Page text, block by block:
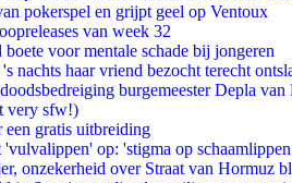
pokerspel en grijpt geel op Ventoux
van week 32
voor mentale schade bij jongeren
nachts haar vriend bezocht terecht
burgemeester Depla van
very sfw!)
gratis uitbreiding
op: 'stigma op
onzekerheid over Straat van Hormuz